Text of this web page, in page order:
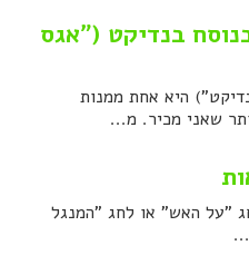
בנדיקט ("אגס
היא אחת ממנות
שאני מכיר. מ...
"על האש" או לחג "המנגל